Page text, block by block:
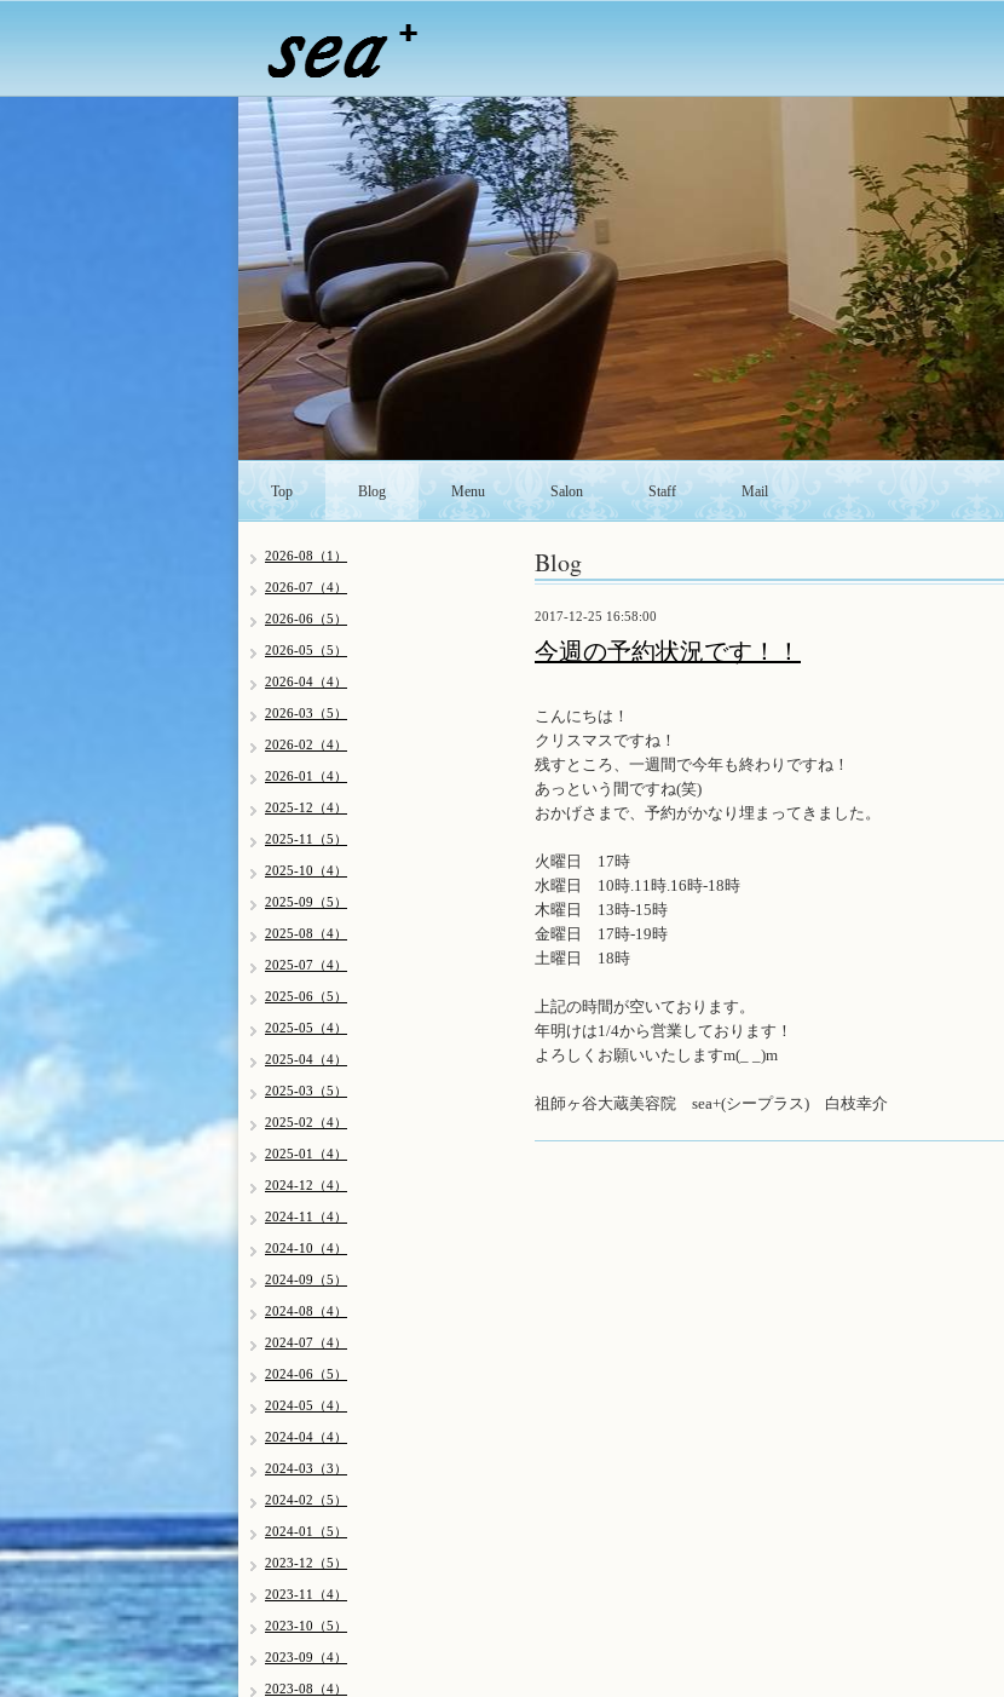
Top Blog Menu Salon Staff Mail
Blog
2017-12-25 16:58:00
今週の予約状況です！！
こんにちは！
クリスマスですね！
残すところ、一週間で今年も終わりですね！
あっという間ですね(笑)
おかげさまで、予約がかなり埋まってきました。
火曜日 17時
水曜日 10時.11時.16時-18時
木曜日 13時-15時
金曜日 17時-19時
土曜日 18時
上記の時間が空いております。
年明けは1/4から営業しております！
よろしくお願いいたしますm(_ _)m
祖師ヶ谷大蔵美容院 sea+(シープラス) 白枝幸介
2026-08（1）
2026-07（4）
2026-06（5）
2026-05（5）
2026-04（4）
2026-03（5）
2026-02（4）
2026-01（4）
2025-12（4）
2025-11（5）
2025-10（4）
2025-09（5）
2025-08（4）
2025-07（4）
2025-06（5）
2025-05（4）
2025-04（4）
2025-03（5）
2025-02（4）
2025-01（4）
2024-12（4）
2024-11（4）
2024-10（4）
2024-09（5）
2024-08（4）
2024-07（4）
2024-06（5）
2024-05（4）
2024-04（4）
2024-03（3）
2024-02（5）
2024-01（5）
2023-12（5）
2023-11（4）
2023-10（5）
2023-09（4）
2023-08（4）